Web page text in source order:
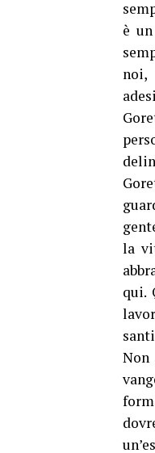
è
noi,
la
qui.
Non